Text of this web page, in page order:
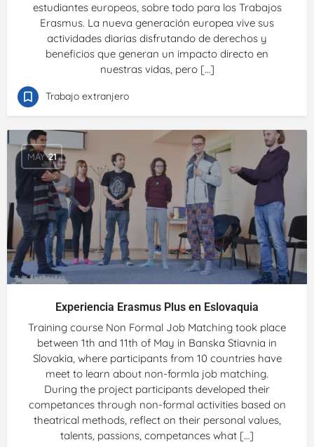
estudiantes europeos, sobre todo para los Trabajos
Erasmus. La nueva generación europea vive sus
actividades diarias disfrutando de derechos y
beneficios que generan un impacto directo en
nuestras vidas, pero […]
Trabajo extranjero
MAY 21
Experiencia Erasmus Plus en Eslovaquia
Training course Non Formal Job Matching took place
between 1th and 11th of May in Banska Stiavnia in
Slovakia, where participants from 10 countries have
meet to learn about non-formla job matching.
During the project participants developed their
competances through non-formal activities based on
theatrical methods, reflect on their personal values,
talents, passions, competances what […]